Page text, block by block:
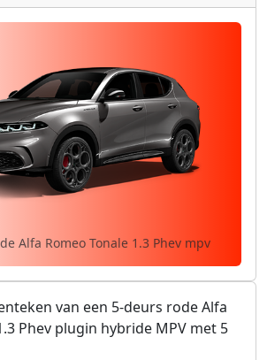
Alfa Romeo Tonale 1.3 Phev mpv
van een 5-deurs rode Alfa
Phev plugin hybride MPV met 5